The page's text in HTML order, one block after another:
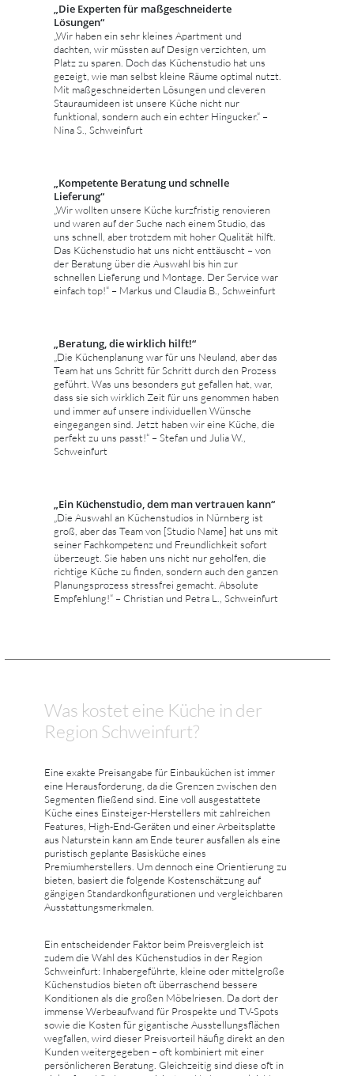
„Die Experten für maßgeschneiderte
Lösungen“
„Wir haben ein sehr kleines Apartment und
dachten, wir müssten auf Design verzichten, um
Platz zu sparen. Doch das Küchenstudio hat uns
gezeigt, wie man selbst kleine Räume optimal nutzt.
Mit maßgeschneiderten Lösungen und cleveren
Stauraumideen ist unsere Küche nicht nur
funktional, sondern auch ein echter Hingucker.“ –
Nina S., Schweinfurt
„Kompetente Beratung und schnelle
Lieferung“
„Wir wollten unsere Küche kurzfristig renovieren
und waren auf der Suche nach einem Studio, das
uns schnell, aber trotzdem mit hoher Qualität hilft.
Das Küchenstudio hat uns nicht enttäuscht – von
der Beratung über die Auswahl bis hin zur
schnellen Lieferung und Montage. Der Service war
einfach top!“ – Markus und Claudia B., Schweinfurt
„Beratung, die wirklich hilft!“
„Die Küchenplanung war für uns Neuland, aber das
Team hat uns Schritt für Schritt durch den Prozess
geführt. Was uns besonders gut gefallen hat, war,
dass sie sich wirklich Zeit für uns genommen haben
und immer auf unsere individuellen Wünsche
eingegangen sind. Jetzt haben wir eine Küche, die
perfekt zu uns passt!“ – Stefan und Julia W.,
Schweinfurt
„Ein Küchenstudio, dem man vertrauen kann“
„Die Auswahl an Küchenstudios in Nürnberg ist
groß, aber das Team von [Studio Name] hat uns mit
seiner Fachkompetenz und Freundlichkeit sofort
überzeugt. Sie haben uns nicht nur geholfen, die
richtige Küche zu finden, sondern auch den ganzen
Planungsprozess stressfrei gemacht. Absolute
Empfehlung!“ – Christian und Petra L., Schweinfurt
Was kostet eine Küche in der
Region Schweinfurt?
Eine exakte Preisangabe für Einbauküchen ist immer
eine Herausforderung, da die Grenzen zwischen den
Segmenten fließend sind. Eine voll ausgestattete
Küche eines Einsteiger-Herstellers mit zahlreichen
Features, High-End-Geräten und einer Arbeitsplatte
aus Naturstein kann am Ende teurer ausfallen als eine
puristisch geplante Basisküche eines
Premiumherstellers. Um dennoch eine Orientierung zu
bieten, basiert die folgende Kostenschätzung auf
gängigen Standardkonfigurationen und vergleichbaren
Ausstattungsmerkmalen.
Ein entscheidender Faktor beim Preisvergleich ist
zudem die Wahl des Küchenstudios in der Region
Schweinfurt: Inhabergeführte, kleine oder mittelgroße
Küchenstudios bieten oft überraschend bessere
Konditionen als die großen Möbelriesen. Da dort der
immense Werbeaufwand für Prospekte und TV-Spots
sowie die Kosten für gigantische Ausstellungsflächen
wegfallen, wird dieser Preisvorteil häufig direkt an den
Kunden weitergegeben – oft kombiniert mit einer
persönlicheren Beratung. Gleichzeitig sind diese oft in